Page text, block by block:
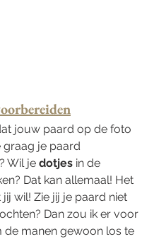
jouw paard op de foto
graag je paard
? Wil je dotjes in de
Dat kan allemaal! Het
wil! Zie jij je paard niet
Dan zou ik er voor
de manen gewoon los te